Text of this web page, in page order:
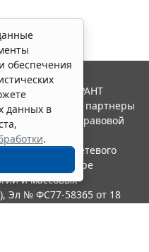
обеспечения
данных в
.
Система ГАРАНТ
"Гарант" и ее партнеры
ассоциации правовой
в качестве сетевого
надзору в сфере
и массовых
Эл № ФС77-58365 от 18